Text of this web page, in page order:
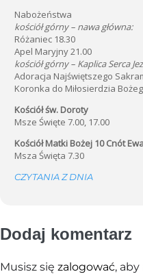
Nabożeństwa
kościół górny – nawa główna:
Różaniec 18.30
Apel Maryjny 21.00
kościół górny – Kaplica Serca
Adoracja Najświętszego
Koronka do Miłosierdzia
Kościół św. Doroty
Msze Święte 7.00, 17.00
Kościół Matki Bożej 10 Cnót
Msza Święta 7.30
CZYTANIA Z DNIA
Dodaj komentarz
Musisz się zalogować,